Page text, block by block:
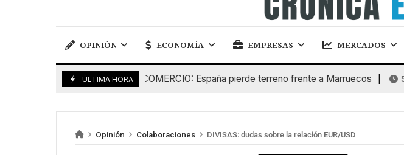
OPINIÓN ECONOMÍA EMPRESAS MERCADOS
ÚLTIMA HORA
5 De Agosto De 2026 COMERCIO: España pierde terreno frente a Marruecos 5 De
Opinión Colaboraciones DIVISAS: dudas sobre la relación EUR/USD